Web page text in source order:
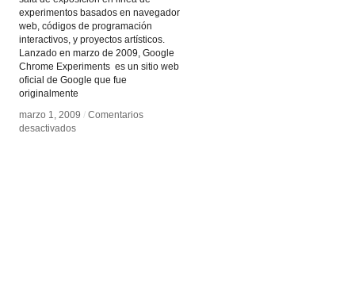
experimentos basados en navegador
web, códigos de programación
interactivos, y proyectos artísticos.
Lanzado en marzo de 2009, Google
Chrome Experiments es un sitio web
oficial de Google que fue
originalmente
marzo 1, 2009 / Comentarios
desactivadosen
marzo 1, 2009 / Comentarios
desactivadosen